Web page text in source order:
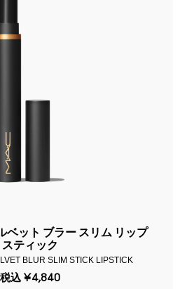
ベット ブラー スリム リップ
スティック
BLUR SLIM STICK LIPSTICK
税込 ¥4,840